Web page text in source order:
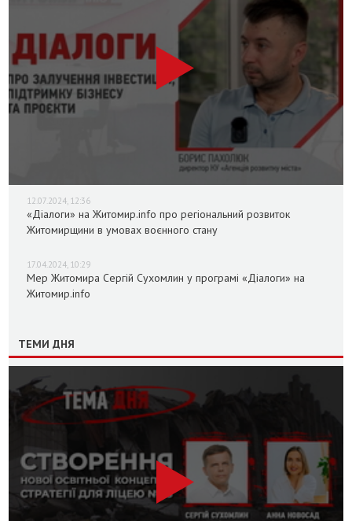
12.07.2024, 12:36
«Діалоги» на Житомир.info про регіональний розвиток
Житомирщини в умовах воєнного стану
17.04.2024, 10:29
Мер Житомира Сергій Сухомлин у програмі «Діалоги» на
Житомир.info
ТЕМИ ДНЯ